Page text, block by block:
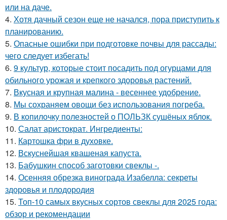
или на даче.
4. Хотя дачный сезон еще не начался, пора приступить к
планированию.
5. Опасные ошибки при подготовке почвы для рассады:
чего следует избегать!
6. 9 культур, которые стоит посадить под огурцами для
обильного урожая и крепкого здоровья растений.
7. Вкусная и крупная малина - весеннее удобрение.
8. Мы сохраняем овощи без использования погреба.
9. В копилочку полезностей о ПОЛЬЗК сушёных яблок.
10. Салат аристократ. Ингредиенты:
11. Картошка фри в духовке.
12. Вскуснейшая квашеная капуста.
13. Бабушкин способ заготовки свеклы -.
14. Осенняя обрезка винограда Изабелла: секреты
здоровья и плодородия
15. Топ-10 самых вкусных сортов свеклы для 2025 года:
обзор и рекомендации